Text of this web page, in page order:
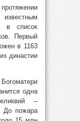
в список
Первый
в 1163
династии
одна
–
До пожара